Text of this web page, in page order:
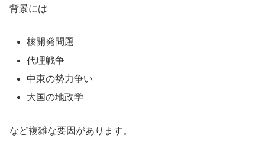
背景には
核開発問題
代理戦争
中東の勢力争い
大国の地政学
など複雑な要因があります。